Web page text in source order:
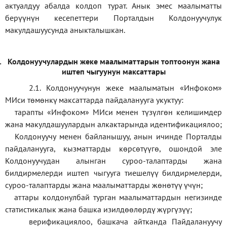
актуалдуу абалда колдоп турат. Анык эмес маалыматты
берүүнүн кесепеттери Порталдын Колдонуучулук
макулдашуусунда аныкталышкан.
Колдонуучулардын жеке маалыматтарын топтоонун жана
иштеп чыгуунун максаттары
2.1. Колдонуучунун жеке маалыматын «Инфоком»
МИси төмөнкү максаттарда пайдаланууга укуктуу:
тарапты «Инфоком» МИси менен түзүлгөн келишимдер
жана макулдашуулардын алкактарында идентификациялоо;
Колдонуучу менен байланышуу, анын ичинде Порталды
пайдаланууга, кызматтарды көрсөтүүгө, ошондой эле
Колдонуучудан алынган суроо-талаптарды жана
билдирмелерди иштеп чыгууга тиешелүү билдирмелерди,
суроо-талаптарды жана маалыматтарды жөнөтүү үчүн;
аттары колдонулбай турган маалыматтардын негизинде
статистикалык жана башка изилдөөлөрдү жүргүзүү;
верификациялоо,башкача айтканда Пайдалануучу